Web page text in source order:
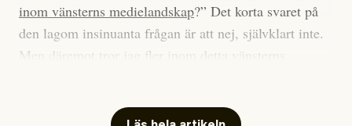
inom vänsterns medielandskap?” Det korta svaret på
den lagom insinuanta frågan är att nej, självklart inte.
Men däremot tror jag fler inom detta vänsterns
journalistik som vänder sig till många snarare än att